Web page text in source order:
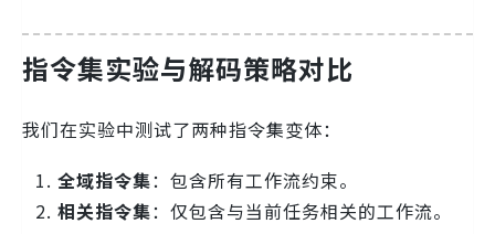
指令集实验与解码策略对比
我们在实验中测试了两种指令集变体：
全域指令集：包含所有工作流约束。
相关指令集：仅包含与当前任务相关的工作流。